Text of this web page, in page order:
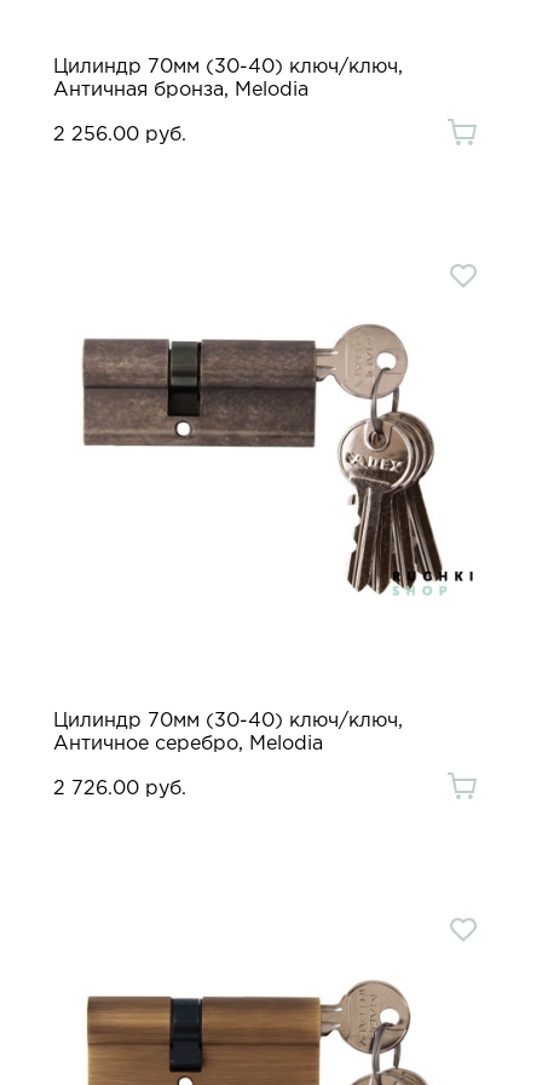
Цилиндр 70мм (30-40) ключ/ключ,
Античная бронза, Melodia
2 256.00 руб.
Цилиндр 70мм (30-40) ключ/ключ,
Античное серебро, Melodia
2 726.00 руб.